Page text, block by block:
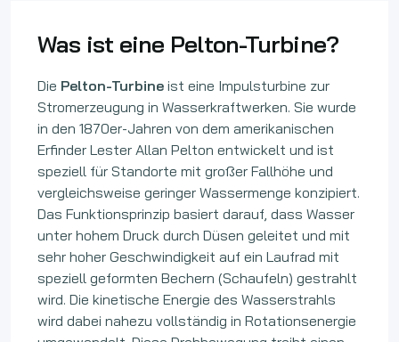
WhatsApp Support
Support anfordern
Was ist eine Pelton-Turbine?
Die Pelton-Turbine ist eine Impulsturbine zur
Stromerzeugung in Wasserkraftwerken. Sie wurde
in den 1870er-Jahren von dem amerikanischen
Erfinder Lester Allan Pelton entwickelt und ist
speziell für Standorte mit großer Fallhöhe und
vergleichsweise geringer Wassermenge konzipiert.
Das Funktionsprinzip basiert darauf, dass Wasser
unter hohem Druck durch Düsen geleitet und mit
sehr hoher Geschwindigkeit auf ein Laufrad mit
speziell geformten Bechern (Schaufeln) gestrahlt
wird. Die kinetische Energie des Wasserstrahls
wird dabei nahezu vollständig in Rotationsenergie